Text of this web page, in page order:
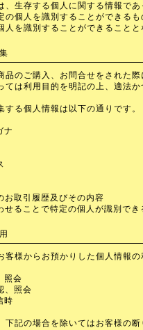
、生存する個人に関する情報で
の個人を識別することができる
人を識別することができることと
品のご購入、お問合せをされた
ては利用目的を明記の上、適法か
する個人情報は以下の通りです。
ナ
お取引履歴及びその内容
せることで特定の個人が識別でき
客様からお預かりした個人情報の
照会
、照会
時
下記の場合を除いてはお客様の